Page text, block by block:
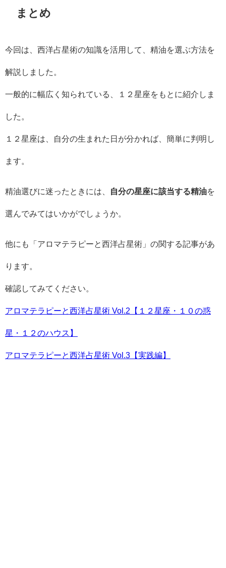
まとめ
今回は、西洋占星術の知識を活用して、精油を選ぶ方法を
解説しました。
一般的に幅広く知られている、１２星座をもとに紹介しま
した。
１２星座は、自分の生まれた日が分かれば、簡単に判明し
ます。
精油選びに迷ったときには、 自分の星座に該当する精油を
選んでみてはいかがでしょうか。
他にも「アロマテラピーと西洋占星術」の関する記事があ
ります。
確認してみてください。
アロマテラピーと西洋占星術 Vol.2【１２星座・１０の惑
星・１２のハウス】
アロマテラピーと西洋占星術 Vol.3【実践編】